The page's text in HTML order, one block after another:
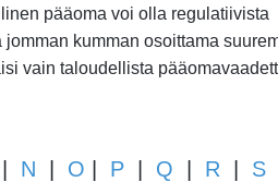
pääoma voi olla regulatiivista
kumman osoittama
vain taloudellista
N O P Q R S